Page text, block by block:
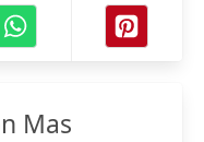
Mas